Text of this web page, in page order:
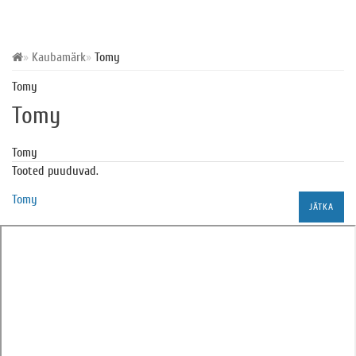
Kaubamärk Tomy
Tomy
Tomy
Tomy
Tooted puuduvad.
JÄTKA
Tomy